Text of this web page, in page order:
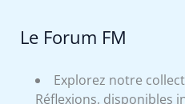
Le Forum FM
Explorez notre
Réflexions, disponibles